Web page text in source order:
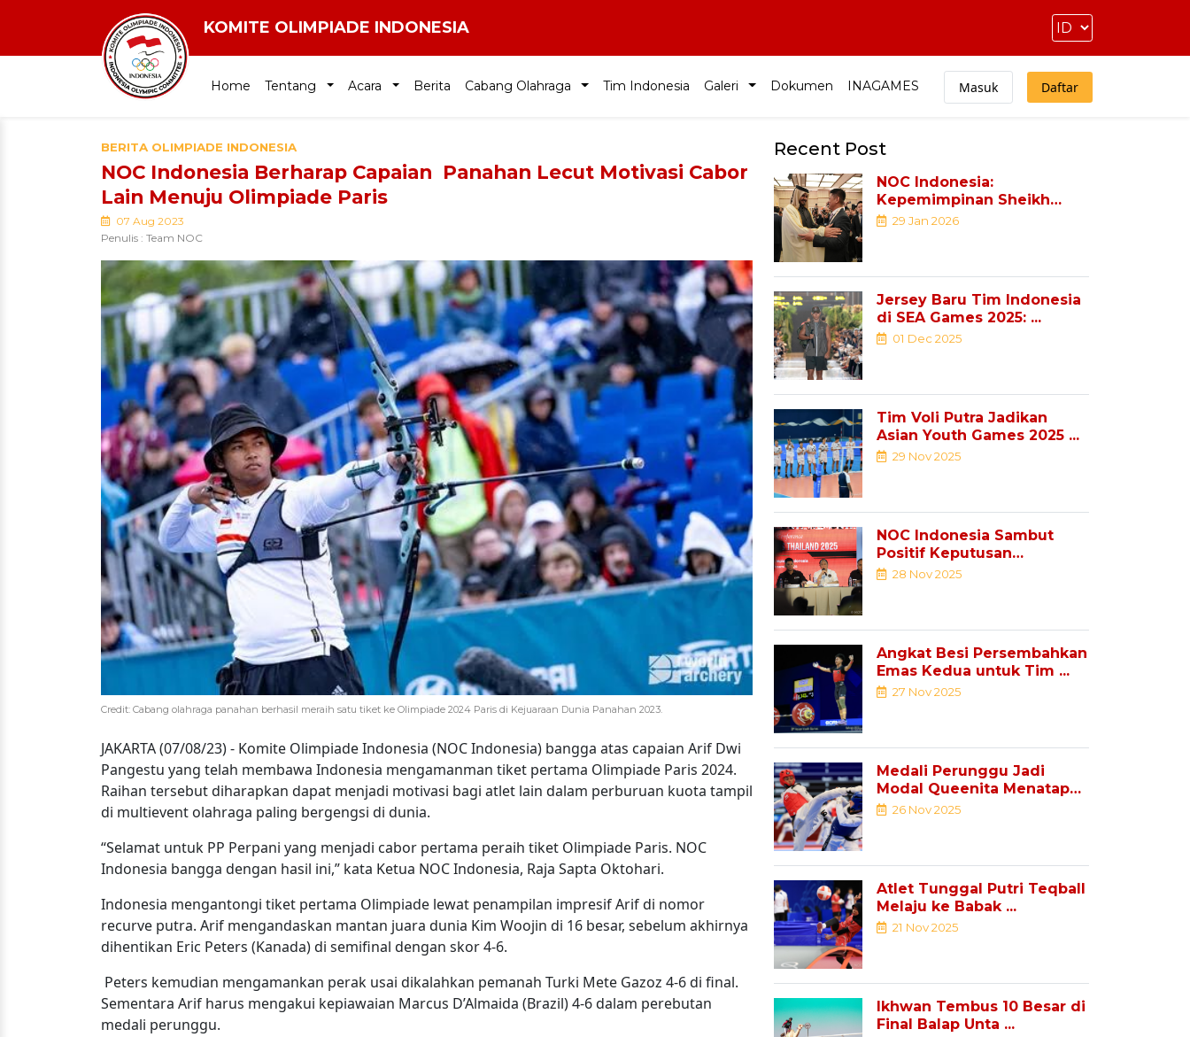
KOMITE OLIMPIADE INDONESIA
Home Tentang Acara Berita Cabang Olahraga Tim Indonesia Galeri Dokumen INAGAMES Masuk Daftar
BERITA OLIMPIADE INDONESIA
NOC Indonesia Berharap Capaian Panahan Lecut Motivasi Cabor
Lain Menuju Olimpiade Paris
07 Aug 2023
Penulis : Team NOC
Credit: Cabang olahraga panahan berhasil meraih satu tiket ke Olimpiade 2024 Paris di Kejuaraan Dunia Panahan 2023.
JAKARTA (07/08/23) - Komite Olimpiade Indonesia (NOC Indonesia) bangga atas capaian Arif Dwi
Pangestu yang telah membawa Indonesia mengamanman tiket pertama Olimpiade Paris 2024.
Raihan tersebut diharapkan dapat menjadi motivasi bagi atlet lain dalam perburuan kuota tampil
di multievent olahraga paling bergengsi di dunia.
“Selamat untuk PP Perpani yang menjadi cabor pertama peraih tiket Olimpiade Paris. NOC
Indonesia bangga dengan hasil ini,” kata Ketua NOC Indonesia, Raja Sapta Oktohari.
Indonesia mengantongi tiket pertama Olimpiade lewat penampilan impresif Arif di nomor
recurve putra. Arif mengandaskan mantan juara dunia Kim Woojin di 16 besar, sebelum akhirnya
dihentikan Eric Peters (Kanada) di semifinal dengan skor 4-6.
Peters kemudian mengamankan perak usai dikalahkan pemanah Turki Mete Gazoz 4-6 di final.
Sementara Arif harus mengakui kepiawaian Marcus D’Almaida (Brazil) 4-6 dalam perebutan
medali perunggu.
Recent Post
NOC Indonesia:
Kepemimpinan Sheikh
Joaan Al Thani ...
29 Jan 2026
Jersey Baru Tim Indonesia
di SEA Games 2025: ...
01 Dec 2025
Tim Voli Putra Jadikan
Asian Youth Games 2025 ...
29 Nov 2025
NOC Indonesia Sambut
Positif Keputusan
Pemindahan Sejumlah ...
28 Nov 2025
Angkat Besi Persembahkan
Emas Kedua untuk Tim ...
27 Nov 2025
Medali Perunggu Jadi
Modal Queenita Menatap
Youth ...
26 Nov 2025
Atlet Tunggal Putri Teqball
Melaju ke Babak ...
21 Nov 2025
Ikhwan Tembus 10 Besar di
Final Balap Unta ...